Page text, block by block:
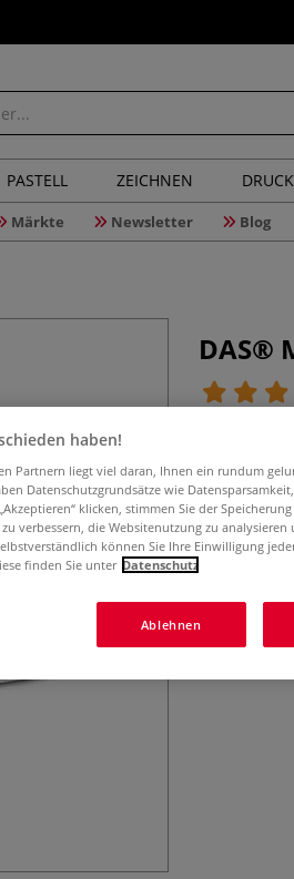
PASTELL ZEICHNEN
Märkte Newsletter Blog
DAS®
Die
Optimal
Packungen
haben!
Partnern liegt viel daran, Ihnen ein rundum
Datenschutzgrundsätze wie
klicken, stimmen Sie der
verbessern, die Websitenutzung zu analysieren
können Sie Ihre Einwilligung
finden Sie unter Datenschutz
Ablehnen